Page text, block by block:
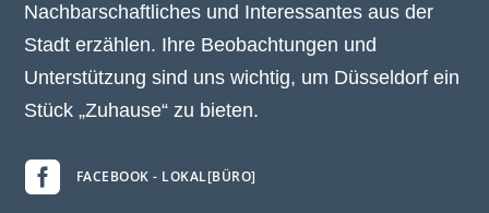
Nachbarschaftliches und Interessantes aus der
Stadt erzählen. Ihre Beobachtungen und
Unterstützung sind uns wichtig, um Düsseldorf ein
Stück „Zuhause“ zu bieten.
 FACEBOOK - LOKAL[BÜRO]